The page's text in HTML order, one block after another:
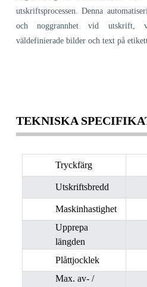
utskriftsprocessen. Denna
och noggrannhet vid utskrift,
väldefinierade bilder och text på
TEKNISKA
Tryckfärg
Utskriftsbredd
Maskinhastighet
Upprepa
längden
Plåttjocklek
Max. av- /